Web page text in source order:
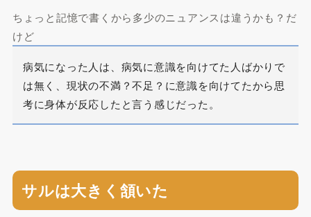
ちょっと記憶で書くから多少のニュアンスは違うかも？だ
けど
病気になった人は、病気に意識を向けてた人ばかりで
は無く、現状の不満？不足？に意識を向けてたから思
考に身体が反応したと言う感じだった。
サルは大きく頷いた